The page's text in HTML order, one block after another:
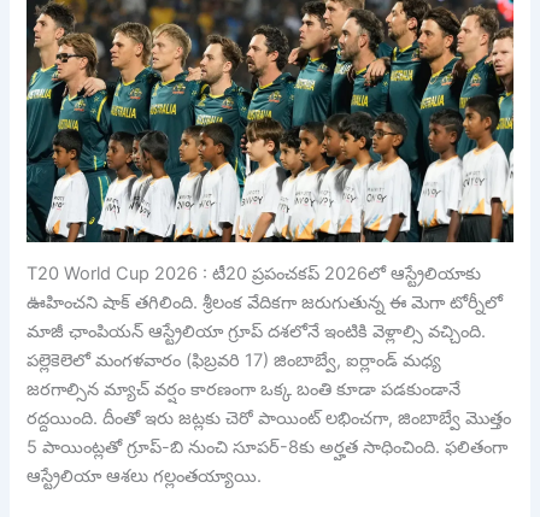
T20 World Cup 2026 : టీ20 ప్రపంచకప్ 2026లో ఆస్ట్రేలియాకు
ఊహించని షాక్ తగిలింది. శ్రీలంక వేదికగా జరుగుతున్న ఈ మెగా టోర్నీలో
మాజీ ఛాంపియన్ ఆస్ట్రేలియా గ్రూప్ దశలోనే ఇంటికి వెళ్లాల్సి వచ్చింది.
పల్లెకెలెలో మంగళవారం (ఫిబ్రవరి 17) జింబాబ్వే, ఐర్లాండ్ మధ్య
జరగాల్సిన మ్యాచ్ వర్షం కారణంగా ఒక్క బంతి కూడా పడకుండానే
రద్దయింది. దీంతో ఇరు జట్లకు చెరో పాయింట్ లభించగా, జింబాబ్వే మొత్తం
5 పాయింట్లతో గ్రూప్-బి నుంచి సూపర్-8కు అర్హత సాధించింది. ఫలితంగా
ఆస్ట్రేలియా ఆశలు గల్లంతయ్యాయి.